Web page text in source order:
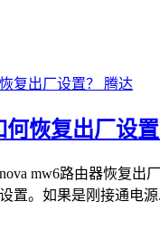
腾达
恢复出厂设置
mw6路由器恢复出
置。如果是刚接通电源